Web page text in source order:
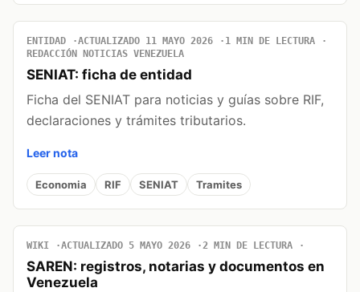
ENTIDAD ACTUALIZADO 11 MAYO 2026
1 MIN DE LECTURA
REDACCIÓN NOTICIAS VENEZUELA
SENIAT: ficha de entidad
Ficha del SENIAT para noticias y guías sobre RIF,
declaraciones y trámites tributarios.
Leer nota
Economia RIF SENIAT Tramites
WIKI ACTUALIZADO 5 MAYO 2026 2 MIN DE LECTURA
SAREN: registros, notarias y documentos en
Venezuela